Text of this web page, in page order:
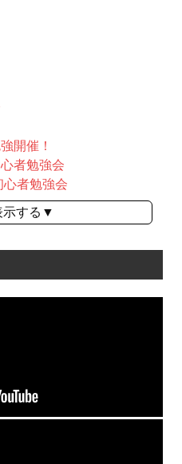
開催！
者勉強会
者勉強会
示する▼